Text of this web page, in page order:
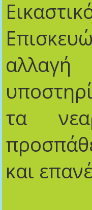
αλλαγή
τα
και